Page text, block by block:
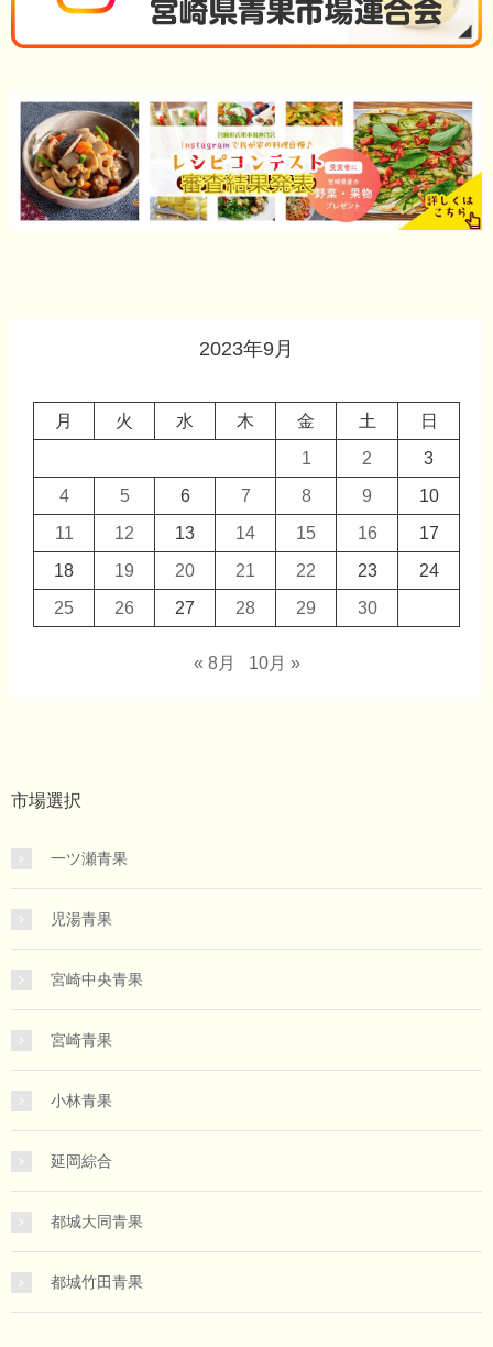
2023年9月
月 火 水 木 金 土
日
1
2
3
4
5 6 7 8 9
10
11
12 13 14 15 16
17
18
19 20 21 22 23
24
25
26 27 28 29 30
« 8月 10月 »
市場選択
一ツ瀬青果
児湯青果
宮崎中央青果
宮崎青果
小林青果
延岡綜合
都城大同青果
都城竹田青果